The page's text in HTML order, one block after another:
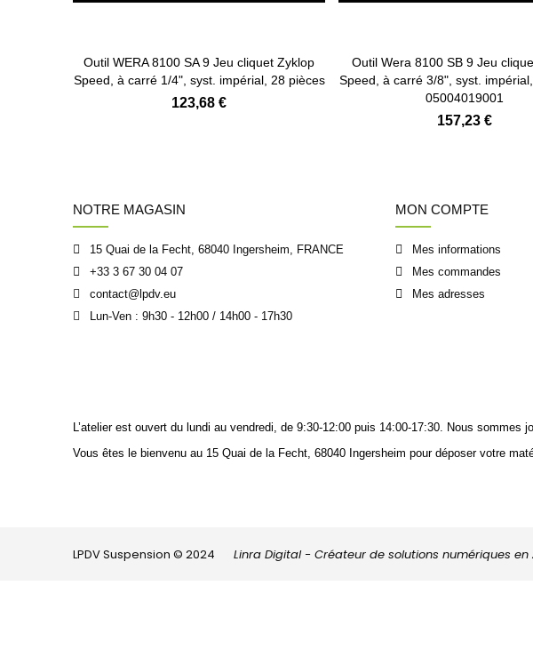
Outil WERA 8100 SA 9 Jeu cliquet Zyklop
Speed, à carré 1/4", syst. impérial, 28 pièces
123,68 €
Outil Wera 8100 SB 9 Jeu
Speed, à carré 3/8", syst.
05004019001
157,23 €
NOTRE MAGASIN
15 Quai de la Fecht, 68040 Ingersheim, FRANCE
+33 3 67 30 04 07
contact@lpdv.eu
Lun-Ven : 9h30 - 12h00 / 14h00 - 17h30
MON COMPTE
Mes informations
Mes commandes
Mes adresses
L’atelier est ouvert du lundi au vendredi, de 9:30-12:00 puis 14:00-17:30. Nous sommes
Vous êtes le bienvenu au 15 Quai de la Fecht, 68040 Ingersheim pour déposer votre
LPDV Suspension © 2024 Linra Digital - Créateur de solutions numériques en